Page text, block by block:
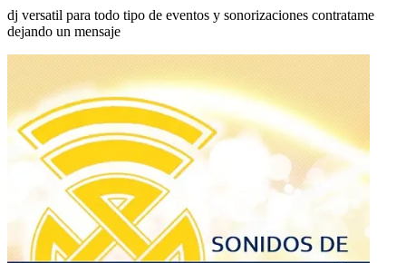
dj versatil para todo tipo de eventos y sonorizaciones contratame
dejando un mensaje